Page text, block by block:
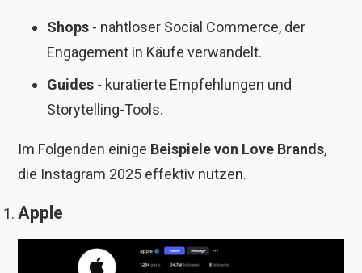
Shops - nahtloser Social Commerce, der
Engagement in Käufe verwandelt.
Guides - kuratierte Empfehlungen und
Storytelling-Tools.
Im Folgenden einige Beispiele von Love Brands,
die Instagram 2025 effektiv nutzen.
Apple